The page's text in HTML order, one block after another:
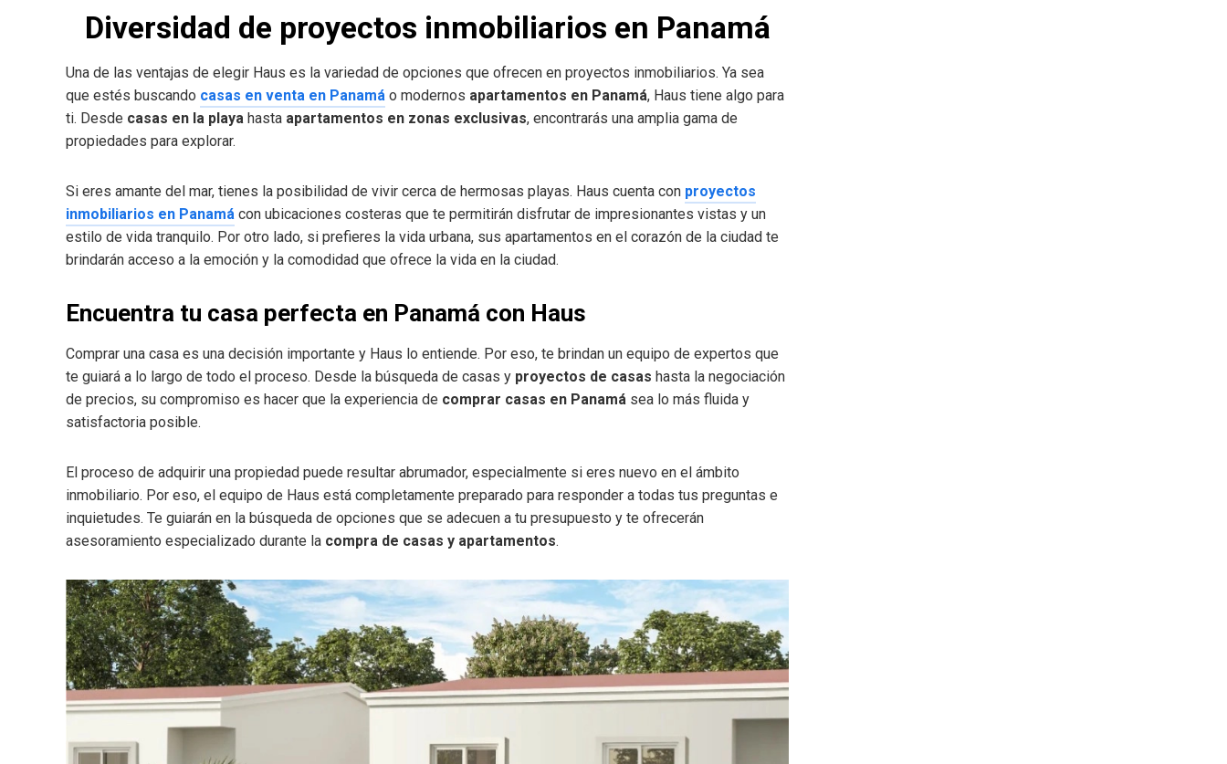
Diversidad de proyectos inmobiliarios en Panamá
Una de las ventajas de elegir Haus es la variedad de opciones que ofrecen en proyectos inmobiliarios. Ya sea
que estés buscando casas en venta en Panamá o modernos apartamentos en Panamá, Haus tiene algo para
ti. Desde casas en la playa hasta apartamentos en zonas exclusivas, encontrarás una amplia gama de
propiedades para explorar.
Si eres amante del mar, tienes la posibilidad de vivir cerca de hermosas playas. Haus cuenta con proyectos
inmobiliarios en Panamá con ubicaciones costeras que te permitirán disfrutar de impresionantes vistas y un
estilo de vida tranquilo. Por otro lado, si prefieres la vida urbana, sus apartamentos en el corazón de la ciudad te
brindarán acceso a la emoción y la comodidad que ofrece la vida en la ciudad.
Encuentra tu casa perfecta en Panamá con Haus
Comprar una casa es una decisión importante y Haus lo entiende. Por eso, te brindan un equipo de expertos que
te guiará a lo largo de todo el proceso. Desde la búsqueda de casas y proyectos de casas hasta la negociación
de precios, su compromiso es hacer que la experiencia de comprar casas en Panamá sea lo más fluida y
satisfactoria posible.
El proceso de adquirir una propiedad puede resultar abrumador, especialmente si eres nuevo en el ámbito
inmobiliario. Por eso, el equipo de Haus está completamente preparado para responder a todas tus preguntas e
inquietudes. Te guiarán en la búsqueda de opciones que se adecuen a tu presupuesto y te ofrecerán
asesoramiento especializado durante la compra de casas y apartamentos.